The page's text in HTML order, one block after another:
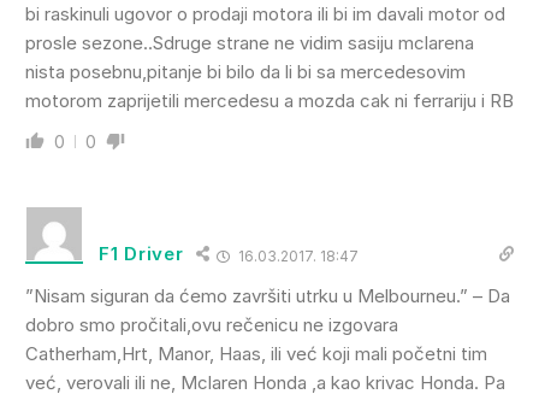
bi raskinuli ugovor o prodaji motora ili bi im davali motor od
prosle sezone..Sdruge strane ne vidim sasiju mclarena
nista posebnu,pitanje bi bilo da li bi sa mercedesovim
motorom zaprijetili mercedesu a mozda cak ni ferrariju i RB
0 0
F1 Driver 16.03.2017. 18:47
”Nisam siguran da ćemo završiti utrku u Melbourneu.” – Da
dobro smo pročitali,ovu rečenicu ne izgovara
Catherham,Hrt, Manor, Haas, ili već koji mali početni tim
već, verovali ili ne, Mclaren Honda ,a kao krivac Honda. Pa